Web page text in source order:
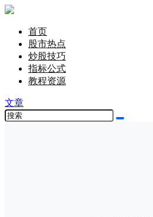
首页
股市热点
炒股技巧
指标公式
教程资源
文章